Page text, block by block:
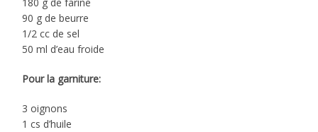
90 g de beurre
1/2 cc de sel
50 ml d’eau froide
Pour la garniture:
3 oignons
1 cs d’huile